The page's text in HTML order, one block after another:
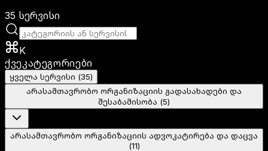
35 სერვისი
K
ქვეკატეგორიები
ყველა სერვისი (35)
არასამთავრობო ორგანიზაციის გადასახადები და
შესაბამისობა (5)
არასამთავრობო ორგანიზაციის ადვოკატირება და დაცვა
(11)